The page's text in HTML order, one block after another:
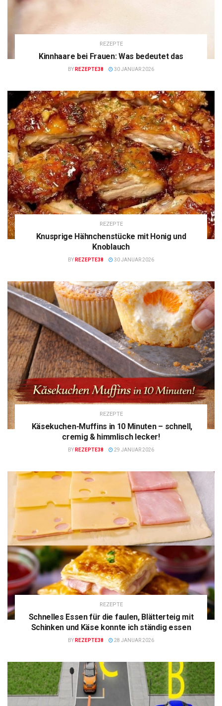
REZEPTE
Kinnhaare bei Frauen: Was bedeutet das
BY REZEPTE38 30 JANUAR 2026
REZEPTE
Knusprige Hähnchenstücke mit Honig und
Knoblauch
BY REZEPTE38 30 JANUAR 2026
REZEPTE
Käsekuchen-Muffins in 10 Minuten – schnell,
cremig & himmlisch lecker!
BY REZEPTE38 29 JANUAR 2026
REZEPTE
Schnelles Essen für die faulen, Blätterteig mit
Schinken und Käse konnte ich ständig essen
BY REZEPTE38 28 JANUAR 2026